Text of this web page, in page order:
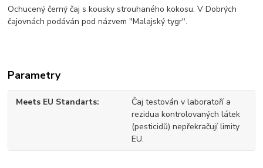
Ochucený černý čaj s kousky strouhaného kokosu. V Dobrých
čajovnách podáván pod názvem "Malajský tygr".
Parametry
Meets EU Standarts
Čaj testován v laboratoří a
rezidua kontrolovaných látek
(pesticidů) nepřekračují limity
EU.